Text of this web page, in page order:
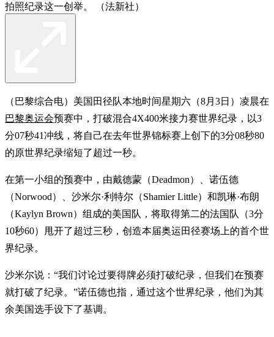
拍照纪录这一创举。 （法新社）
（巴黎综合电）美国田径队本地时间星期六（8月3日）凌晨在
巴黎奥运会预赛中，打破混合4X400米接力赛世界纪录，以3
分07秒41冲线，将自己在去年世界锦标赛上创下的3分08秒80
的原世界纪录缩短了超过一秒。
在第一小组的预赛中，由戴德蒙（Deadmon）、诺伍德
（Norwood）、沙米尔·利特尔（Shamier Little）和凯琳·布朗
（Kaylyn Brown）组成的美国队，将取得第二的法国队（3分
10秒60）甩开了超过三秒，创造本届奥运田径赛场上的首个世
界纪录。
沙米尔说：“我们讨论过要得牌必须打破纪录，但我们在预赛
就打破了纪录。”诺伍德也指，通过这个世界纪录，他们为其
余美国选手设下了基调。